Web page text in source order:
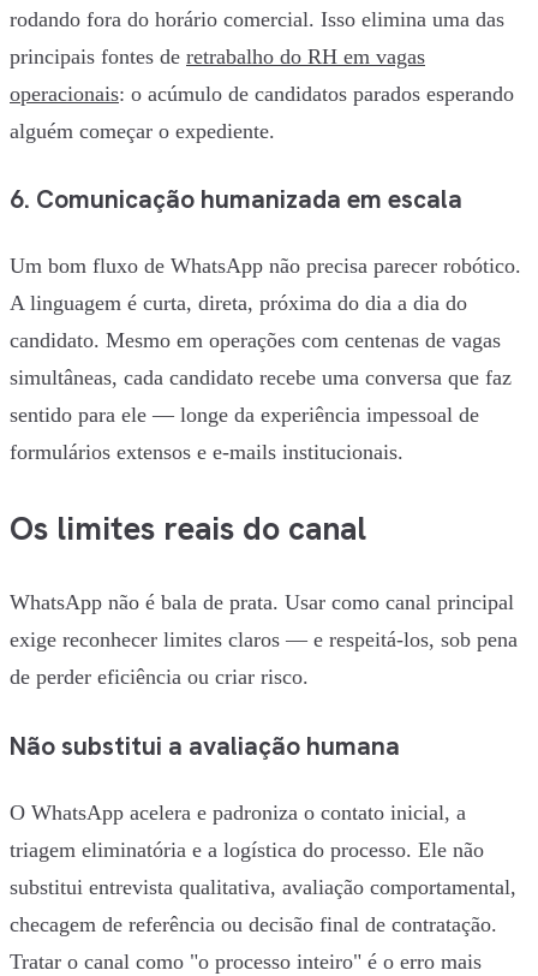
rodando fora do horário comercial. Isso elimina uma das
principais fontes de retrabalho do RH em vagas
operacionais: o acúmulo de candidatos parados esperando
alguém começar o expediente.
6. Comunicação humanizada em escala
Um bom fluxo de WhatsApp não precisa parecer robótico.
A linguagem é curta, direta, próxima do dia a dia do
candidato. Mesmo em operações com centenas de vagas
simultâneas, cada candidato recebe uma conversa que faz
sentido para ele — longe da experiência impessoal de
formulários extensos e e-mails institucionais.
Os limites reais do canal
WhatsApp não é bala de prata. Usar como canal principal
exige reconhecer limites claros — e respeitá-los, sob pena
de perder eficiência ou criar risco.
Não substitui a avaliação humana
O WhatsApp acelera e padroniza o contato inicial, a
triagem eliminatória e a logística do processo. Ele não
substitui entrevista qualitativa, avaliação comportamental,
checagem de referência ou decisão final de contratação.
Tratar o canal como "o processo inteiro" é o erro mais